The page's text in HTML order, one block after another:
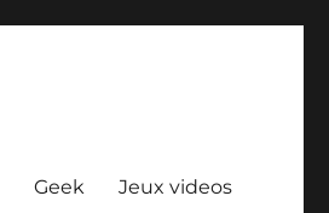
Geek Jeux videos